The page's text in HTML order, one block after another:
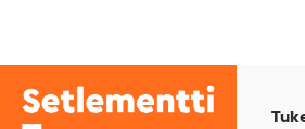
Tampere